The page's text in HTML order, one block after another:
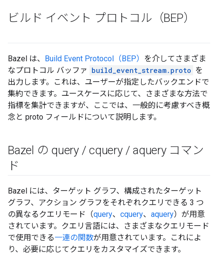
ビルド イベント プロトコル（BEP）
Bazel は、 Build Event Protocol（BEP） を介してさまざま
なプロトコル バッファ build_event_stream.proto を
出力します。これは、ユーザーが指定したバックエンドで
集約できます。ユースケースに応じて、さまざまな方法で
指標を集計できますが、ここでは、一般的に考慮すべき概
念と proto フィールドについて説明します。
Bazel の query / cquery / aquery コマン
ド
Bazel には、ターゲット グラフ、構成されたターゲット
グラフ、アクション グラフをそれぞれクエリできる 3 つ
の異なるクエリモード（query、 cquery、 aquery）が用意
されています。クエリ言語には、さまざまなクエリモード
で使用できる一連の関数が用意されています。これによ
り、必要に応じてクエリをカスタマイズできます。